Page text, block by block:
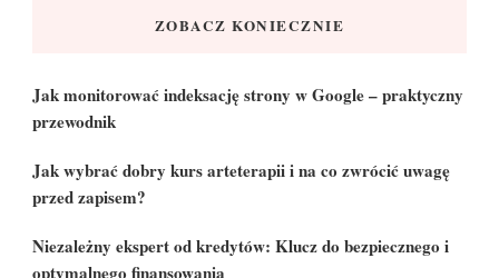
ZOBACZ KONIECZNIE
Jak monitorować indeksację strony w Google – praktyczny
przewodnik
Jak wybrać dobry kurs arteterapii i na co zwrócić uwagę
przed zapisem?
Niezależny ekspert od kredytów: Klucz do bezpiecznego i
optymalnego finansowania